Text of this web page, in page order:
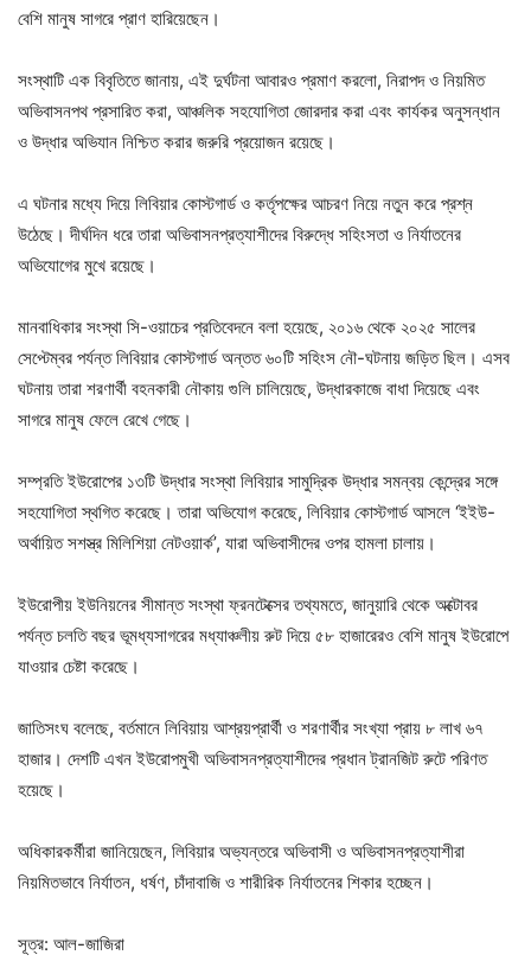
বেশি মানুষ সাগরে প্রাণ হারিয়েছেন।
সংস্থাটি এক বিবৃতিতে জানায়, এই দুর্ঘটনা আবারও প্রমাণ করলো, নিরাপদ ও নিয়মিত
অভিবাসনপথ প্রসারিত করা, আঞ্চলিক সহযোগিতা জোরদার করা এবং কার্যকর অনুসন্ধান
ও উদ্ধার অভিযান নিশ্চিত করার জরুরি প্রয়োজন রয়েছে।
এ ঘটনার মধ্যে দিয়ে লিবিয়ার কোস্টগার্ড ও কর্তৃপক্ষের আচরণ নিয়ে নতুন করে প্রশ্ন
উঠেছে। দীর্ঘদিন ধরে তারা অভিবাসনপ্রত্যাশীদের বিরুদ্ধে সহিংসতা ও নির্যাতনের
অভিযোগের মুখে রয়েছে।
মানবাধিকার সংস্থা সি-ওয়াচের প্রতিবেদনে বলা হয়েছে, ২০১৬ থেকে ২০২৫ সালের
সেপ্টেম্বর পর্যন্ত লিবিয়ার কোস্টগার্ড অন্তত ৬০টি সহিংস নৌ-ঘটনায় জড়িত ছিল। এসব
ঘটনায় তারা শরণার্থী বহনকারী নৌকায় গুলি চালিয়েছে, উদ্ধারকাজে বাধা দিয়েছে এবং
সাগরে মানুষ ফেলে রেখে গেছে।
সম্প্রতি ইউরোপের ১৩টি উদ্ধার সংস্থা লিবিয়ার সামুদ্রিক উদ্ধার সমন্বয় কেন্দ্রের সঙ্গে
সহযোগিতা স্থগিত করেছে। তারা অভিযোগ করেছে, লিবিয়ার কোস্টগার্ড আসলে ‘ইইউ-
অর্থায়িত সশস্ত্র মিলিশিয়া নেটওয়ার্ক’, যারা অভিবাসীদের ওপর হামলা চালায়।
ইউরোপীয় ইউনিয়নের সীমান্ত সংস্থা ফ্রনটেক্সের তথ্যমতে, জানুয়ারি থেকে অক্টোবর
পর্যন্ত চলতি বছর ভূমধ্যসাগরের মধ্যাঞ্চলীয় রুট দিয়ে ৫৮ হাজারেরও বেশি মানুষ ইউরোপে
যাওয়ার চেষ্টা করেছে।
জাতিসংঘ বলেছে, বর্তমানে লিবিয়ায় আশ্রয়প্রার্থী ও শরণার্থীর সংখ্যা প্রায় ৮ লাখ ৬৭
হাজার। দেশটি এখন ইউরোপমুখী অভিবাসনপ্রত্যাশীদের প্রধান ট্রানজিট রুটে পরিণত
হয়েছে।
অধিকারকর্মীরা জানিয়েছেন, লিবিয়ার অভ্যন্তরে অভিবাসী ও অভিবাসনপ্রত্যাশীরা
নিয়মিতভাবে নির্যাতন, ধর্ষণ, চাঁদাবাজি ও শারীরিক নির্যাতনের শিকার হচ্ছেন।
সূত্র: আল-জাজিরা